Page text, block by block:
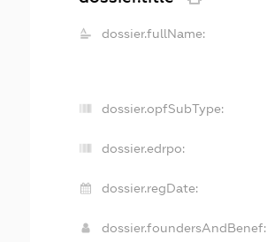
dossier.fullName:
dossier.opfSubType:
dossier.edrpo:
dossier.regDate:
dossier.foundersAndBenef: